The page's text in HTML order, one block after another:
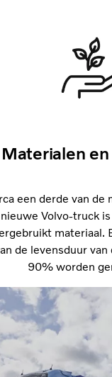
Materialen
een derde van de
nieuwe Volvo-truck
materiaal.
de levensduur
90% worden